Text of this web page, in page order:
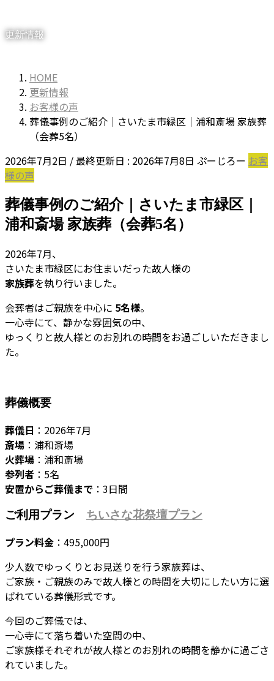
更新情報
HOME
更新情報
お客様の声
葬儀事例のご紹介｜さいたま市緑区｜浦和斎場 家族葬
（会葬5名）
2026年7月2日 / 最終更新日 : 2026年7月8日 ぷーじろー お客
様の声
葬儀事例のご紹介｜さいたま市緑区｜
浦和斎場 家族葬（会葬5名）
2026年7月、
さいたま市緑区にお住まいだった故人様の
家族葬を執り行いました。
会葬者はご親族を中心に 5名様。
一心寺にて、静かな雰囲気の中、
ゆっくりと故人様とのお別れの時間をお過ごしいただきまし
た。
葬儀概要
葬儀日 ：2026年7月
斎場 ：浦和斎場
火葬場 ：浦和斎場
参列者 ：5名
安置からご葬儀まで ：3日間
ご利用プラン ちいさな花祭壇プラン
プラン料金 ：495,000円
少人数でゆっくりとお見送りを行う家族葬は、
ご家族・ご親族のみで故人様との時間を大切にしたい方に選
ばれている葬儀形式です。
今回のご葬儀では、
一心寺にて落ち着いた空間の中、
ご家族様それぞれが故人様とのお別れの時間を静かに過ごさ
れていました。